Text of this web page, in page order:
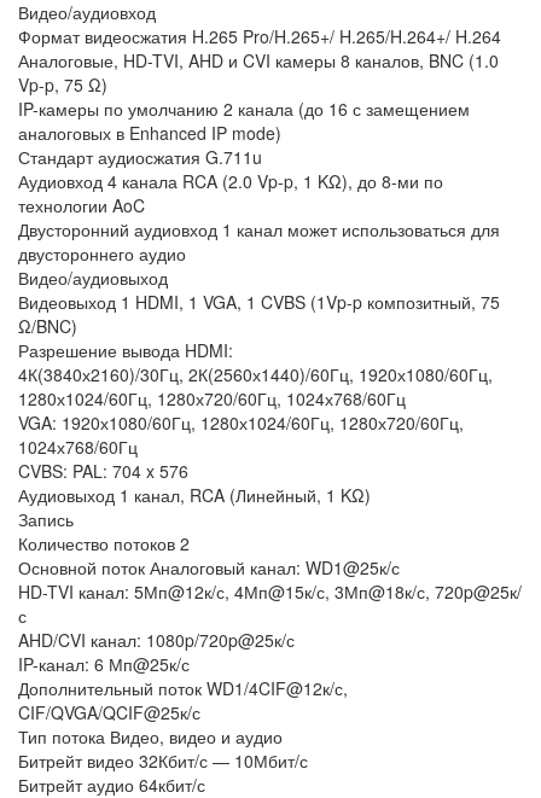
Видео/аудиовход
Формат видеосжатия H.265 Pro/H.265+/ H.265/H.264+/ H.264
Аналоговые, HD-TVI, AHD и CVI камеры 8 каналов, BNC (1.0
Vp-p, 75 Ω)
IP-камеры по умолчанию 2 канала (до 16 с замещением
аналоговых в Enhanced IP mode)
Стандарт аудиосжатия G.711u
Аудиовход 4 канала RCA (2.0 Vp-p, 1 KΩ), до 8-ми по
технологии AoC
Двусторонний аудиовход 1 канал может использоваться для
двустороннего аудио
Видео/аудиовыход
Видеовыход 1 HDMI, 1 VGA, 1 CVBS (1Vp-p композитный, 75
Ω/BNC)
Разрешение вывода HDMI:
4К(3840х2160)/30Гц, 2К(2560х1440)/60Гц, 1920х1080/60Гц,
1280х1024/60Гц, 1280х720/60Гц, 1024х768/60Гц
VGA: 1920х1080/60Гц, 1280х1024/60Гц, 1280х720/60Гц,
1024х768/60Гц
CVBS: PAL: 704 x 576
Аудиовыход 1 канал, RCA (Линейный, 1 KΩ)
Запись
Количество потоков 2
Основной поток Аналоговый канал: WD1@25к/с
HD-TVI канал: 5Мп@12к/с, 4Мп@15к/с, 3Мп@18к/с, 720p@25к/
с
AHD/CVI канал: 1080p/720p@25к/с
IP-канал: 6 Мп@25к/с
Дополнительный поток WD1/4CIF@12к/с,
CIF/QVGA/QCIF@25к/с
Тип потока Видео, видео и аудио
Битрейт видео 32Кбит/с — 10Мбит/с
Битрейт аудио 64кбит/с